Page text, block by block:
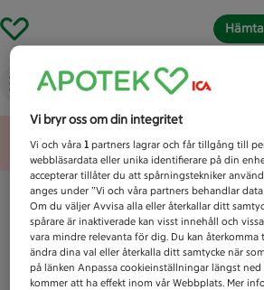
Vad letar du efter idag?
Unknown error
Vi bryr oss om din integritet
Vi och våra1 partners lagrar och får tillgång till
webbläsardata eller unika identifierare på din
accepterar tillåter du att spårningstekniker
anges under ”Vi och våra partners behandlar
Om du väljer Avvisa alla eller återkallar ditt
spårare är inaktiverade kan visst innehåll och
vara mindre relevanta för dig. Du kan
ändra dina val eller återkalla ditt samtycke när
på länken Anpassa cookieinställningar längst ned
kommer att ha effekt inom vår Webbplats. Mer